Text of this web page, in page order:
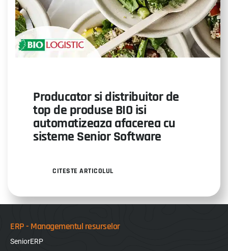
Producator si distribuitor de
top de produse BIO isi
automatizeaza afacerea cu
sisteme Senior Software
CITESTE ARTICOLUL
ERP - Managementul resurselor
SeniorERP